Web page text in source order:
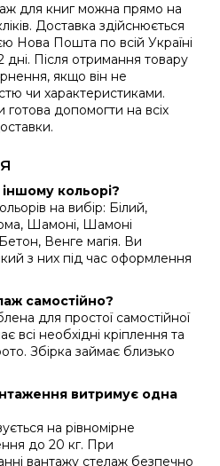
для книг можна прямо на
Доставка здійснюється
Нова Пошта по всій Україні
дні. Після отримання товару
якщо він не
чи характеристиками.
допомогти на всіх
кольорі?
на вибір: Білий,
Шамоні, Шамоні
Венге магія. Ви
з них під час оформлення
самостійно?
для простої самостійної
всі необхідні кріплення та
Збірка займає близько
витримує одна
на рівномірне
до 20 кг. При
вантажу стелаж безпечно